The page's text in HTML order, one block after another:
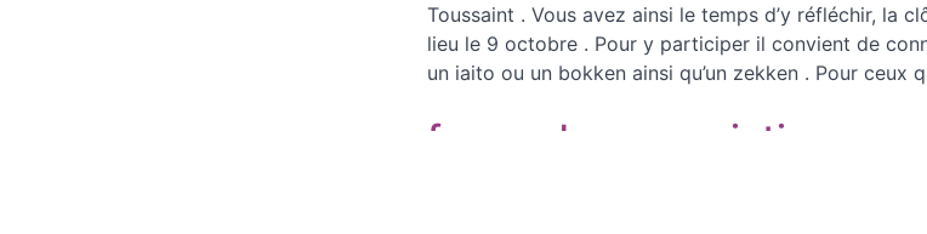
Toussaint . Vous avez ainsi le temps d’y réfléchir, la
lieu le 9 octobre . Pour y participer il convient de
un iaito ou un bokken ainsi qu’un zekken . Pour ceux
forum des associations